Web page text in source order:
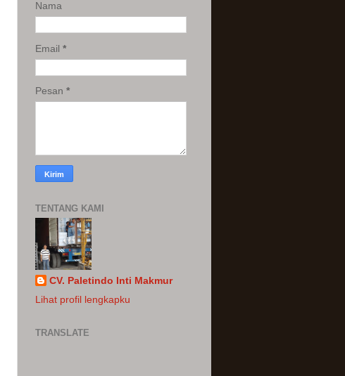
Nama
Email *
Pesan *
TENTANG KAMI
CV. Paletindo Inti Makmur
Lihat profil lengkapku
TRANSLATE